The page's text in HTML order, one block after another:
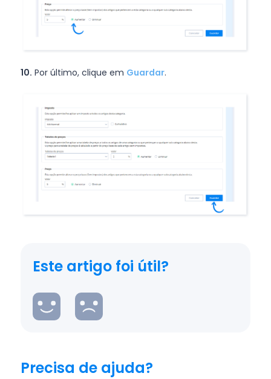
10. Por último, clique em Guardar.
Este artigo foi útil?
Precisa de ajuda?